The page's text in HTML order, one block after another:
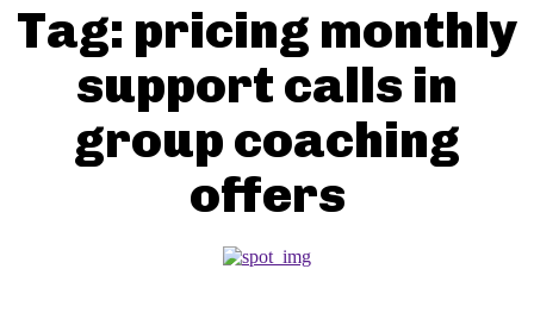
Tag: pricing monthly
support calls in
group coaching
offers